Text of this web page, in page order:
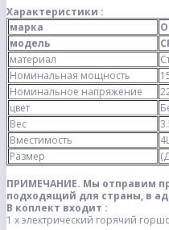
Характеристики :
марка
модель
материал
Номинальная мощность
Номинальное напряжение
цвет
Вес
Вместимость
Размер
ПРИМЕЧАНИЕ. Мы отправим
подходящий для страны, в
В коплект входит :
1 х электрический горячий